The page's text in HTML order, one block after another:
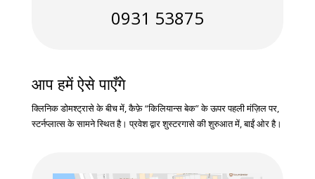
0931 53875
आप हमें ऐसे पाएँगे
क्लिनिक डोमश्ट्रासे के बीच में, कैफ़े “किलियान्स बेक” के ऊपर पहली मंज़िल पर,
स्टर्नप्लात्स के सामने स्थित है। प्रवेश द्वार शुस्टरगासे की शुरुआत में, बाईं ओर है।